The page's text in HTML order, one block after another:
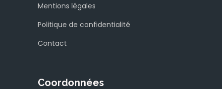
Mentions légales
Politique de confidentialité
Contact
Coordonnées